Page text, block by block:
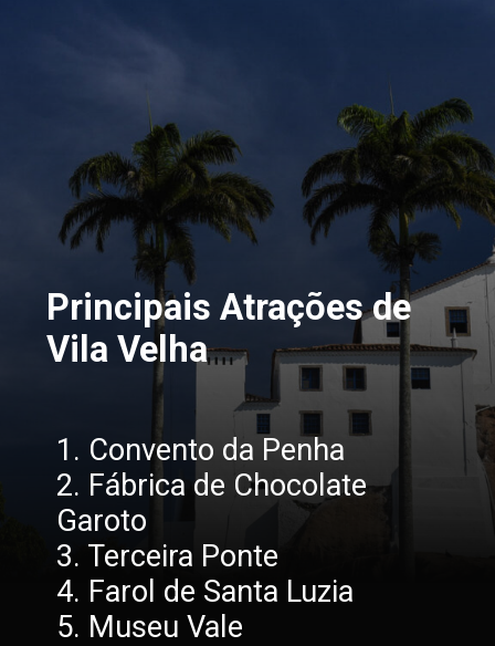
Principais Atrações de
Vila Velha
1. Convento da Penha
2. Fábrica de Chocolate
Garoto
3. Terceira Ponte
4. Farol de Santa Luzia
5. Museu Vale